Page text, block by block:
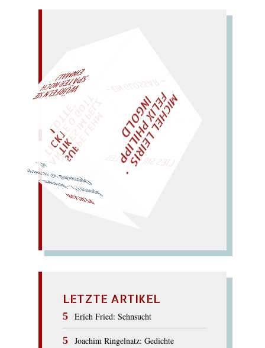
EZ
O
T
"
PERSON
Sporen (?). – Rosenpore. –
Opernsohn! so? er! non per se?.. M
I
C
H
E
L
L
E
I
R
I
S
・
F
E
L
I
X
P
H
I
L
I
P
P
I
N
G
O
L
D
LIES SIR LEIRIS LEIS
AL!
LETZTE ARTIKEL
Erich Fried: Sehnsucht
Joachim Ringelnatz: Gedichte